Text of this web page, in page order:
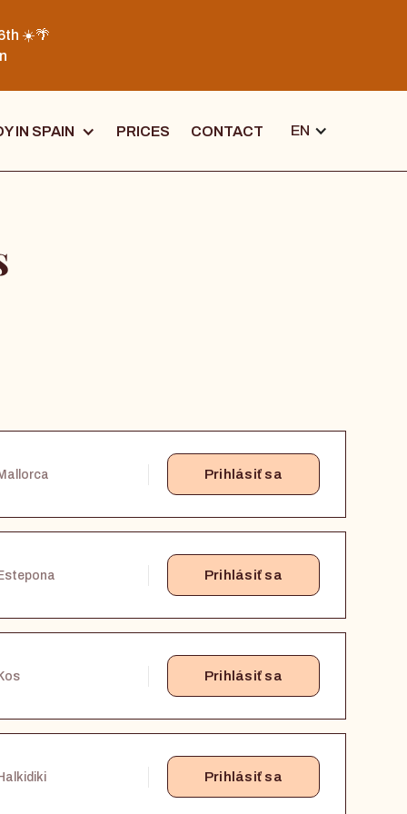
☀️🌴
IN SPAIN PRICES CONTACT EN
Prihlásiť sa
Prihlásiť sa
Prihlásiť sa
Prihlásiť sa